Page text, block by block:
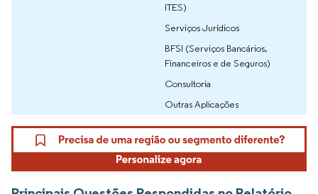
ITES)
Serviços Jurídicos
BFSI (Serviços Bancários,
Financeiros e de Seguros)
Consultoria
Outras Aplicações